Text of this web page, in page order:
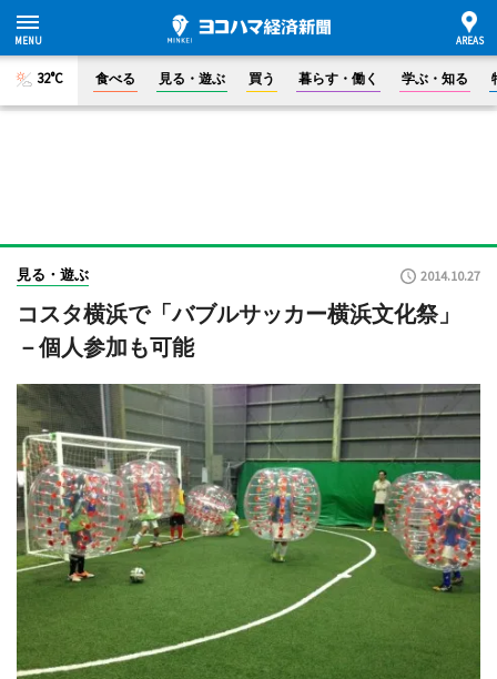
32°C 食べる 見る・遊ぶ 買う 暮らす・働く 学ぶ・知る
見る・遊ぶ 2014.10.27
コスタ横浜で「バブルサッカー横浜文化祭」
－個人参加も可能